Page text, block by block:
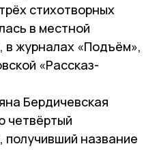
стихотворных
в местной
в журналах «Подъём»,
«Рассказ-
Бердичевская
четвёртый
получивший название